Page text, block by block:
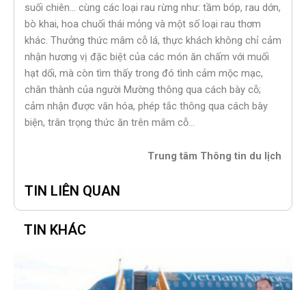
suối chiên… cùng các loại rau rừng như: tầm bóp, rau dớn,
bò khai, hoa chuối thái mỏng và một số loại rau thơm
khác. Thưởng thức mâm cỗ lá, thực khách không chỉ cảm
nhận hương vị đặc biệt của các món ăn chấm với muối
hạt dổi, mà còn tìm thấy trong đó tình cảm mộc mạc,
chân thành của người Mường thông qua cách bày cỗ;
cảm nhận được văn hóa, phép tắc thông qua cách bày
biện, trân trọng thức ăn trên mâm cỗ…
Trung tâm Thông tin du lịch
TIN LIÊN QUAN
TIN KHÁC